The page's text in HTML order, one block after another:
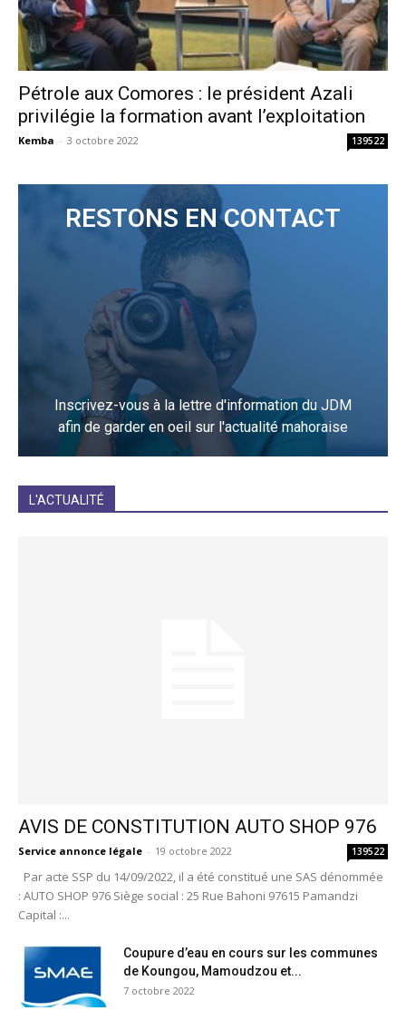
Pétrole aux Comores : le président Azali
privilégie la formation avant l’exploitation
Kemba - 3 octobre 2022 139522
RESTONS EN CONTACT
Inscrivez-vous à la lettre d'information du JDM
afin de garder en oeil sur l'actualité mahoraise
L'ACTUALITÉ
AVIS DE CONSTITUTION AUTO SHOP 976
Service annonce légale - 19 octobre 2022 139522
Par acte SSP du 14/09/2022, il a été constitué une SAS dénommée
: AUTO SHOP 976 Siège social : 25 Rue Bahoni 97615 Pamandzi
Capital :...
Coupure d’eau en cours sur les communes
de Koungou, Mamoudzou et...
7 octobre 2022